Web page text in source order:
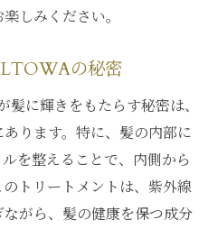
しみください。
の秘密
に輝きをもたらす秘密は、
ります。特に、髪の内部に
を整えることで、内側から
トリートメントは、紫外線
がら、髪の健康を保つ成分